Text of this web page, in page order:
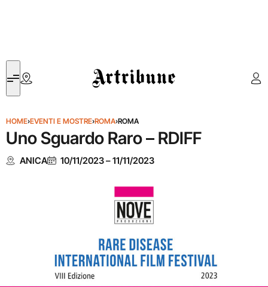
Artribune
HOME›EVENTI E MOSTRE›ROMA›ROMA
Uno Sguardo Raro – RDIFF
ANICA 10/11/2023–11/11/2023